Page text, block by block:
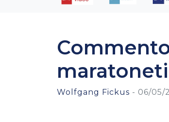
Wolfgang Fickus - 06/05/